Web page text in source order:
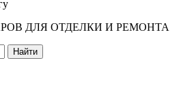
ДЛЯ ОТДЕЛКИ И РЕМОНТА